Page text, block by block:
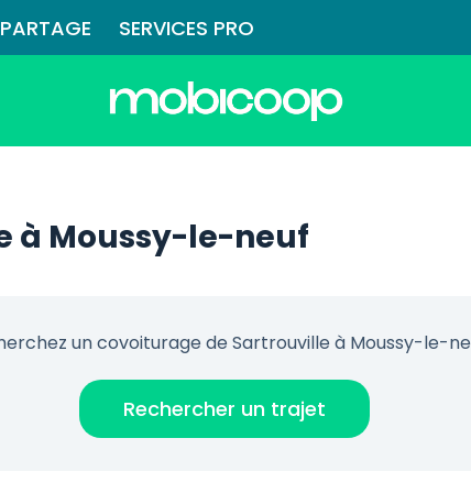
SERVICES PRO
à Moussy-le-neuf
un covoiturage de Sartrouville à Moussy-le-
Rechercher un trajet